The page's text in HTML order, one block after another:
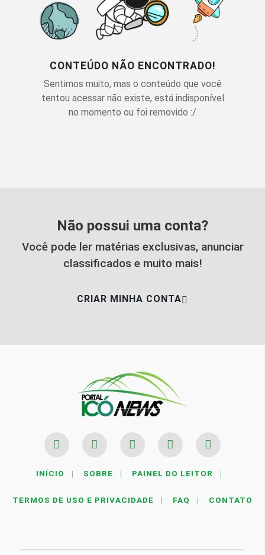
CONTEÚDO NÃO ENCONTRADO!
Sentimos muito, mas o conteúdo que você
tentou acessar não existe, está indisponível
no momento ou foi removido :/
Não possui uma conta?
Você pode ler matérias exclusivas, anunciar
classificados e muito mais!
CRIAR MINHA CONTA
INÍCIO | SOBRE | PAINEL DO LEITOR |
TERMOS DE USO E PRIVACIDADE | FAQ | CONTATO